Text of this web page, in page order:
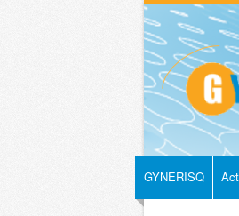
GYNERISQ